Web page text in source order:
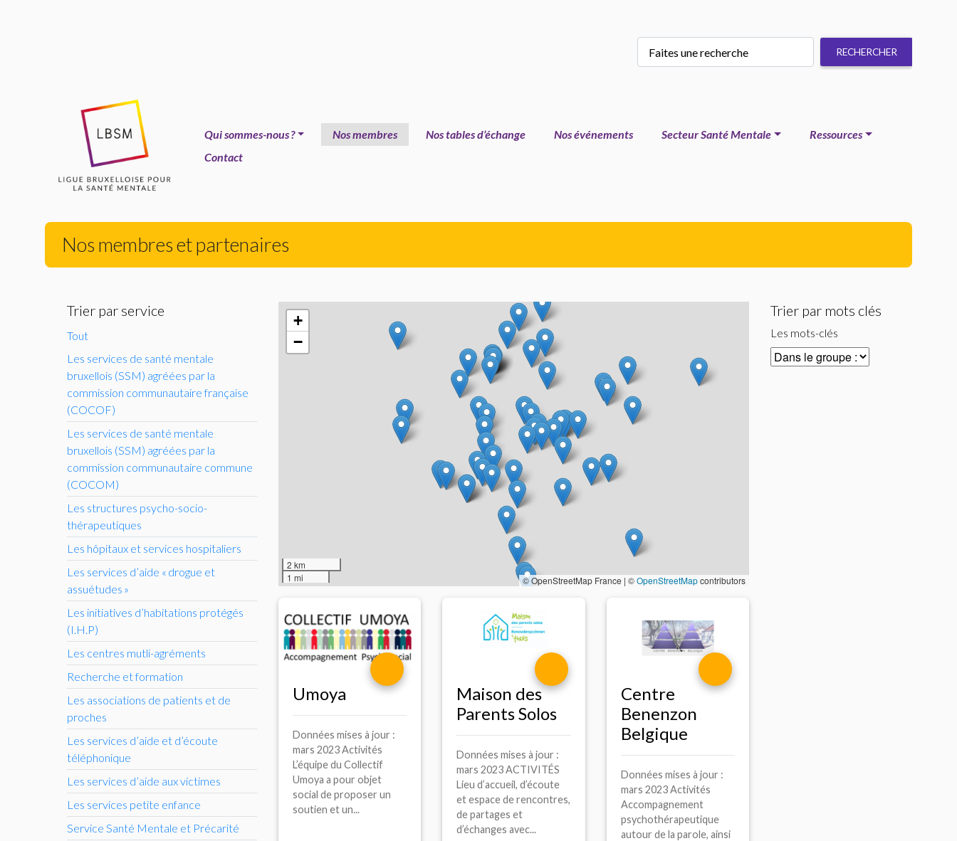
Qui sommes-nous? Nos membres Nos tables d’échange Nos événements Secteur Santé Mentale
Ressources
Contact
Nos membres et partenaires
Trier par service
Tout
Les services de santé mentale
bruxellois (SSM) agréées par la
commission communautaire française
(COCOF)
Les services de santé mentale
bruxellois (SSM) agréées par la
commission communautaire commune
(COCOM)
Les structures psycho-socio-
thérapeutiques
Les hôpitaux et services hospitaliers
Les services d’aide « drogue et
assuétudes »
Les initiatives d’habitations protégés
(I.H. P)
Les centres mutli-agréments
Recherche et formation
Les associations de patients et de
proches
Les services d’aide et d’écoute
téléphonique
Les services d’aide aux victimes
Les services petite enfance
Service Santé Mentale et Précarité
+
−
2 km
1 mi
© OpenStreetMap France | ©OpenStreetMapcontributors
Umoya
Données mises à jour :
mars 2023 Activités
L’équipe du Collectif
Umoya a pour objet
social de proposer un
soutien et un...
Maison des
Parents Solos
Données mises à jour :
mars 2023 ACTIVITÉS
Lieu d’accueil, d’écoute
et espace de rencontres,
de partages et
d’échanges avec...
Centre
Benenzon
Belgique
Données mises à jour :
mars 2023 Activités
Accompagnement
psychothérapeutique
autour de la parole, ainsi
Trier par mots clés
Les mots-clés